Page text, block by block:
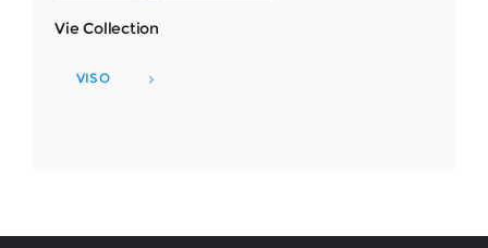
Vie Collection
VISO